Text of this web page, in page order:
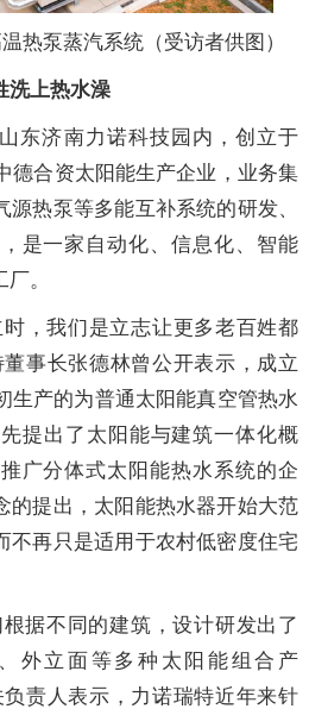
热泵蒸汽系统（受访者供图）
上热水澡
济南力诺科技园内，创立于
德合资太阳能生产企业，业务集
热泵等多能互补系统的研发、
是一家自动化、信息化、智能
。
，我们是立志让更多老百姓都
事长张德林曾公开表示，成立
生产的为普通太阳能真空管热水
提出了太阳能与建筑一体化概
广分体式太阳能热水系统的企
的提出，太阳能热水器开始大范
不再只是适用于农村低密度住宅
不同的建筑，设计研发出了
外立面等多种太阳能组合产
责人表示，力诺瑞特近年来针